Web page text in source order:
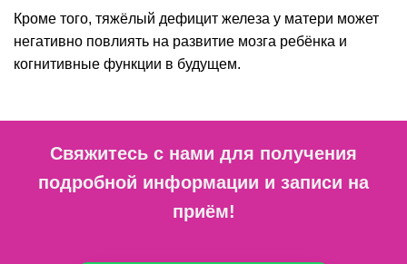
Кроме того, тяжёлый дефицит железа у матери может
негативно повлиять на развитие мозга ребёнка и
когнитивные функции в будущем.
Свяжитесь с нами для получения
подробной информации и записи на
приём!